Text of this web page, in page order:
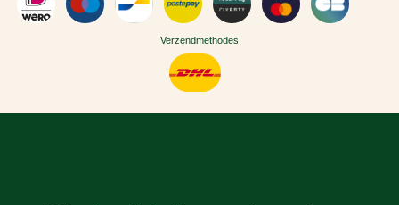
Verzendmethodes